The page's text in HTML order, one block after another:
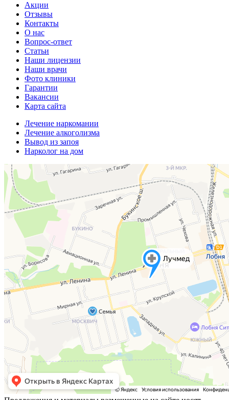
Акции
Отзывы
Контакты
О нас
Вопрос-ответ
Статьи
Наши лицензии
Наши врачи
Фото клиники
Гарантии
Вакансии
Карта сайта
Лечение наркомании
Лечение алкоголизма
Вывод из запоя
Нарколог на дом